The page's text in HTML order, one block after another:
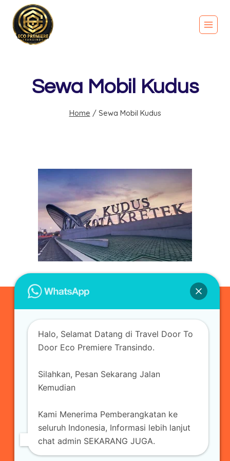
Sewa Mobil Kudus
Home / Sewa Mobil Kudus
admin@ecopremieretransindo.com
Home
Travel
Kirim Paket Blog Travel Kontak
Halo, Selamat Datang di Travel Door To
Door Eco Premiere Transindo.
Silahkan, Pesan Sekarang Jalan
Kemudian
Kami Menerima Pemberangkatan ke
seluruh Indonesia, Informasi lebih lanjut
chat admin SEKARANG JUGA.